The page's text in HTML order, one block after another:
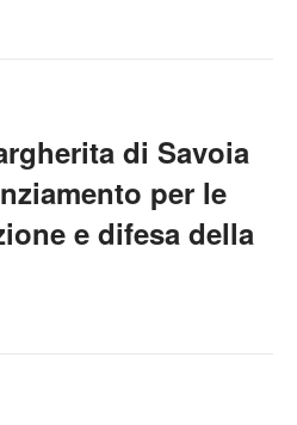
di Savoia
per le
e difesa della